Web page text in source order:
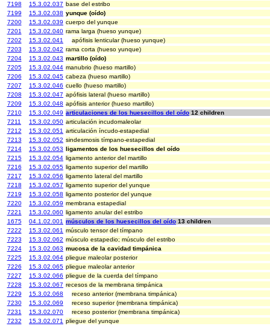
7198
15.3.02.037 base del estribo
7199
15.3.02.038 yunque (oído)
7200
15.3.02.039 cuerpo del yunque
7201
15.3.02.040 rama larga (hueso yunque)
7202
15.3.02.041
apófisis lenticular (hueso yunque)
7203
15.3.02.042 rama corta (hueso yunque)
7204
15.3.02.043 martillo (oído)
7205
15.3.02.044 manubrio (hueso martillo)
7206
15.3.02.045 cabeza (hueso martillo)
7207
15.3.02.046 cuello (hueso martillo)
7208
15.3.02.047 apófisis lateral (hueso martillo)
7209
15.3.02.048 apófisis anterior (hueso martillo)
7210
15.3.02.049 articulaciones de los huesecillos del oído 12 children
7211
15.3.02.050 articulación incudomaleolar
7212
15.3.02.051 articulación íncudo-estapedial
7213
15.3.02.052 sindesmosis tímpano-estapedial
7214
15.3.02.053 ligamentos de los huesecillos del oído
7215
15.3.02.054 ligamento anterior del martillo
7216
15.3.02.055 ligamento superior del martillo
7217
15.3.02.056 ligamento lateral del martillo
7218
15.3.02.057 ligamento superior del yunque
7219
15.3.02.058 ligamento posterior del yunque
7220
15.3.02.059 membrana estapedial
7221
15.3.02.060 ligamento anular del estribo
1675
04.1.02.001 músculos de los huesecillos del oído 13 children
7222
15.3.02.061 músculo tensor del tímpano
7223
15.3.02.062 músculo estapedio; músculo del estribo
7224
15.3.02.063 mucosa de la cavidad timpánica
7225
15.3.02.064 pliegue maleolar posterior
7226
15.3.02.065 pliegue maleolar anterior
7227
15.3.02.066 pliegue de la cuerda del tímpano
7228
15.3.02.067 recesos de la membrana timpánica
7229
15.3.02.068
receso anterior (membrana timpánica)
7230
15.3.02.069
receso superior (membrana timpánica)
7231
15.3.02.070
receso posterior (membrana timpánica)
7232
15.3.02.071 pliegue del yunque